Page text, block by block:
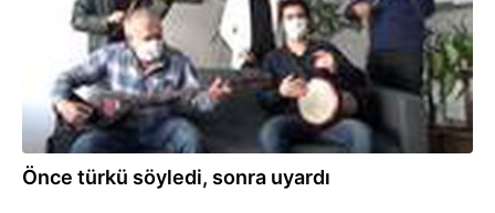
Önce türkü söyledi, sonra uyardı